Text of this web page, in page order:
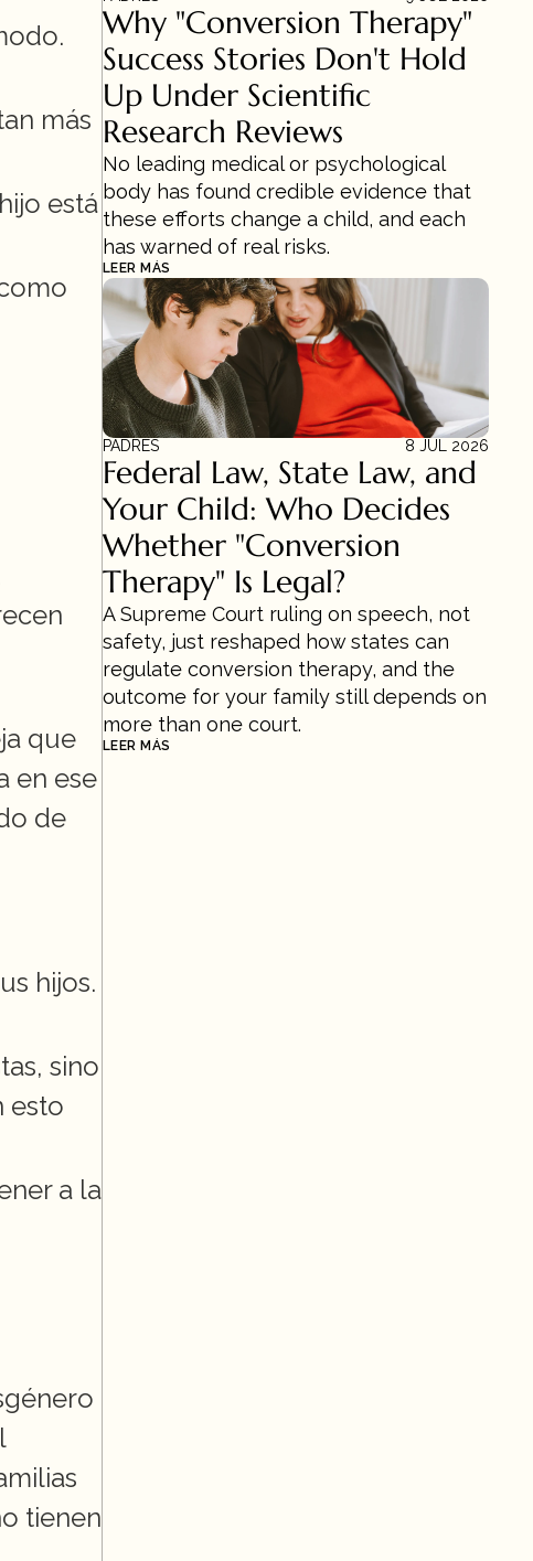
más
está
que
en ese
de
hijos.
sino
esto
a la
tienen
Why "Conversion Therapy"
Success Stories Don't Hold
Up Under Scientific
Research Reviews
No leading medical or psychological
body has found credible evidence that
these efforts change a child, and each
has warned of real risks.
LEER MÁS
PADRES 8 JUL 2026
Federal Law, State Law, and
Your Child: Who Decides
Whether "Conversion
Therapy" Is Legal?
A Supreme Court ruling on speech, not
safety, just reshaped how states can
regulate conversion therapy, and the
outcome for your family still depends on
more than one court.
LEER MÁS